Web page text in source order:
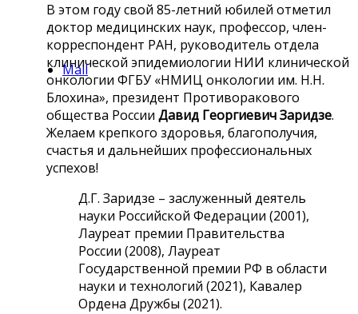
Mail
В этом году свой 85-летний юбилей отметил
доктор медицинских наук, профессор, член-
корреспондент РАН, руководитель отдела
клинической эпидемиологии НИИ клинической
онкологии ФГБУ «НМИЦ онкологии им. Н.Н.
Блохина», президент Противоракового
общества России Давид Георгиевич Заридзе.
Желаем крепкого здоровья, благополучия,
счастья и дальнейших профессиональных
успехов!
Д.Г. Заридзе – заслуженный деятель
науки Российской Федерации (2001),
Лауреат премии Правительства
России (2008), Лауреат
Государственной премии РФ в области
науки и технологий (2021), Кавалер
Ордена Дружбы (2021).